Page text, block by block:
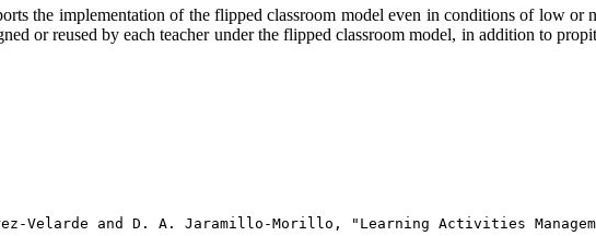
the implementation of the flipped classroom model even in conditions of low or
or reused by each teacher under the flipped classroom model, in addition to
Velarde and D. A. Jaramillo-Morillo, "Learning Activities